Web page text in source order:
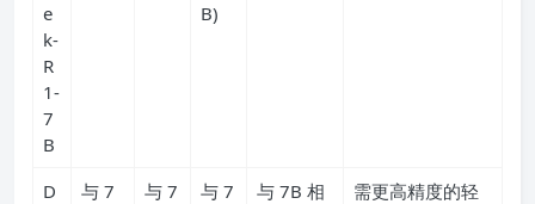
e
k-
R
1-
7
B
B)
D
与 7
与 7
与 7
与 7B 相
需更高精度的轻